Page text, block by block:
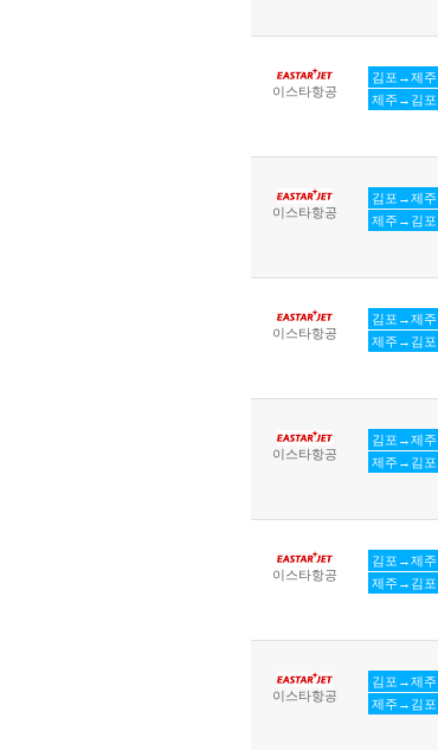
이스타항공
김포→제주
제주→김포
이스타항공
김포→제주
제주→김포
이스타항공
김포→제주
제주→김포
이스타항공
김포→제주
제주→김포
이스타항공
김포→제주
제주→김포
이스타항공
김포→제주
제주→김포